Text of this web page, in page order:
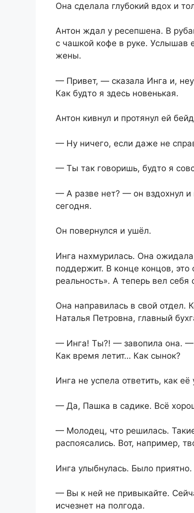
Она сделала глубокий вдох и
Антон ждал у ресепшена. В
с чашкой кофе в руке. Услышав
жены.
— Привет, — сказала Инга и,
Как будто я здесь новенькая.
Антон кивнул и протянул ей
— Ну ничего, если даже не
— Ты так говоришь, будто я
— А разве нет? — он вздохнул
сегодня.
Он повернулся и ушёл.
Инга нахмурилась. Она
поддержит. В конце концов, это
реальность». А теперь вел себя
Она направилась в свой отдел.
Наталья Петровна, главный
— Инга! Ты?! — завопила она. —
Как время летит… Как сынок?
Инга не успела ответить, как
— Да, Пашка в садике. Всё
— Молодец, что решилась.
распоясались. Вот, например,
Инга улыбнулась. Было
— Вы к ней не привыкайте.
исчезнет на полгода.